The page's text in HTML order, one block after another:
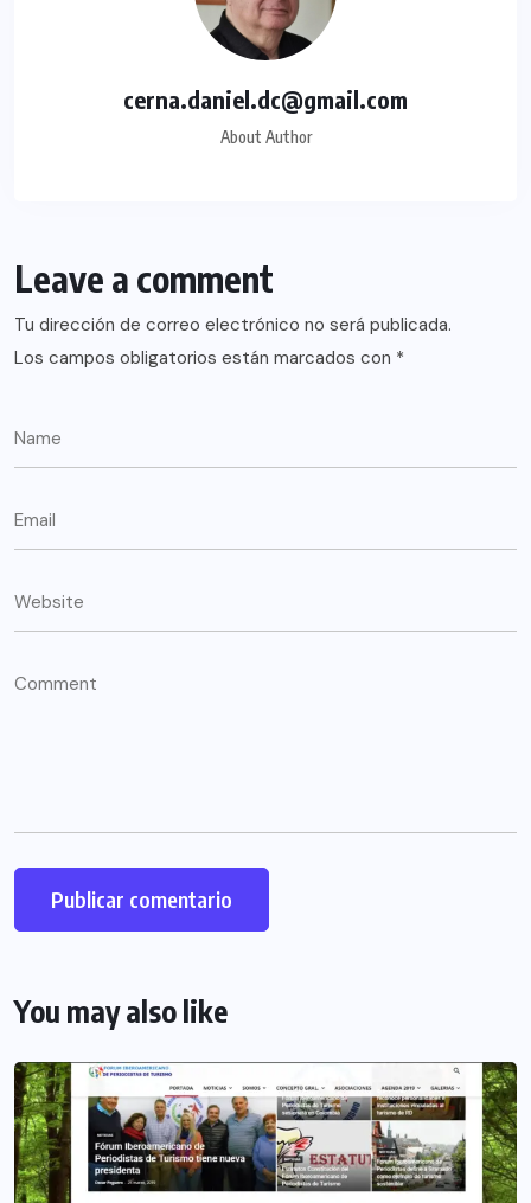
cerna.daniel.dc@gmail.com
About Author
Leave a comment
Tu dirección de correo electrónico no será publicada.
Los campos obligatorios están marcados con *
You may also like